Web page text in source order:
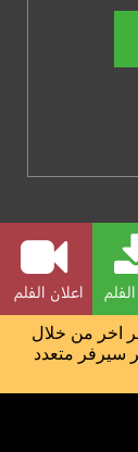
اعلان الفلم
اخر من خلال
سيرفر متعدد